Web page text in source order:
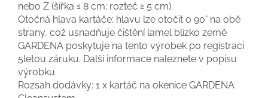
nebo Z (šířka ≤ 8 cm; rozteč ≥ 5 cm).
Otočná hlava kartáče: hlavu lze otočit o 90° na obě
strany, což usnadňuje čištění lamel blízko země
GARDENA poskytuje na tento výrobek po registraci
5letou záruku. Další informace naleznete v popisu
výrobku.
Rozsah dodávky: 1 x kartáč na okenice GARDENA